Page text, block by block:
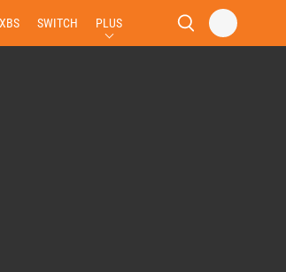
XBS SWITCH PLUS